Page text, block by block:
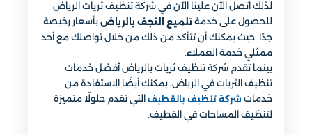
لذلك اتصل الآن علينا الآن في شركة تنظيف ثريات الرياض
للحصول على خدمة تلميع النجف بالرياض بأسعار رخيصة
جدًا. حيث يمكنك أن تتأكد من ذلك من خلال تواصلك مع أحد
ممثلي خدمة العملاء.
بينما تقدم شركة تنظيف ثريات بالرياض أفضل خدمات
تنظيف الثريات في الرياض، يمكنك أيضًا الاستفادة من
خدمات شركة تنظيف بالقطيف التي تقدم حلولًا متميزة
لتنظيف المساحات في القطيف.